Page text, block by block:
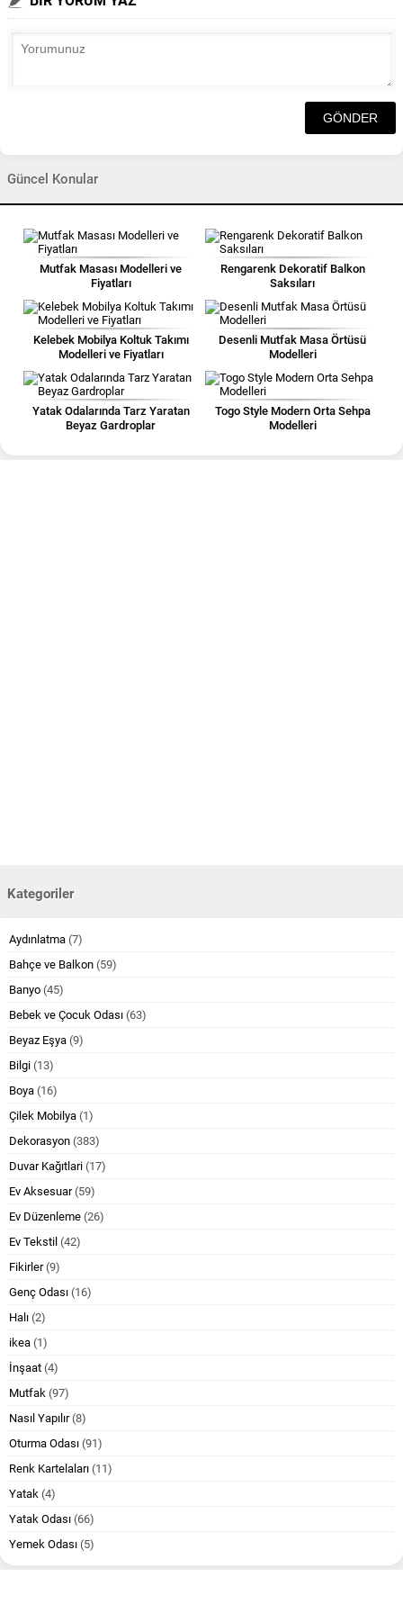
Güncel Konular
Mutfak Masası Modelleri ve
Fiyatları
Rengarenk Dekoratif Balkon
Saksıları
Kelebek Mobilya Koltuk Takımı
Modelleri ve Fiyatları
Desenli Mutfak Masa Örtüsü
Modelleri
Yatak Odalarında Tarz Yaratan
Beyaz Gardroplar
Togo Style Modern Orta Sehpa
Modelleri
Kategoriler
Aydınlatma (7)
Bahçe ve Balkon (59)
Banyo (45)
Bebek ve Çocuk Odası (63)
Beyaz Eşya (9)
Bilgi (13)
Boya (16)
Çilek Mobilya (1)
Dekorasyon (383)
Duvar Kağıtlari (17)
Ev Aksesuar(59)
Ev Düzenleme (26)
Ev Tekstil (42)
Fikirler(9)
Genç Odası (16)
Halı (2)
ikea (1)
İnşaat (4)
Mutfak (97)
Nasıl Yapılır(8)
Oturma Odası (91)
Renk Kartelaları (11)
Yatak (4)
Yatak Odası (66)
Yemek Odası (5)